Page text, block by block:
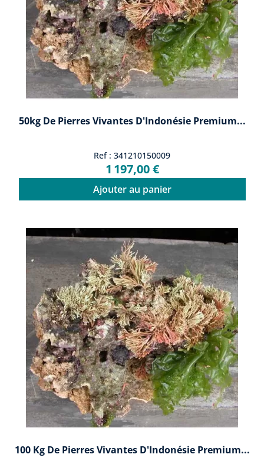
50kg De Pierres Vivantes D'Indonésie Premium...
Ref : 341210150009
1 197,00 €
Ajouter au panier
100 Kg De Pierres Vivantes D'Indonésie Premium...